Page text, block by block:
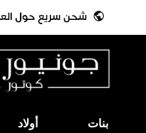
بنات أولاد